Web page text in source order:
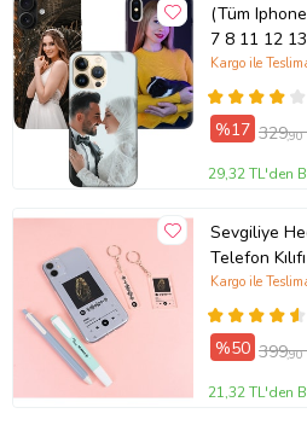
(Tüm
7 8 11 12
Plus Mini Kişiye Özel Resimli
Fotoğraflı
Kargo ile
%17 329,90
29,32 TL'den
Sevgiliye
Telefon
Kargo ile
%50 399,90
21,32 TL'den